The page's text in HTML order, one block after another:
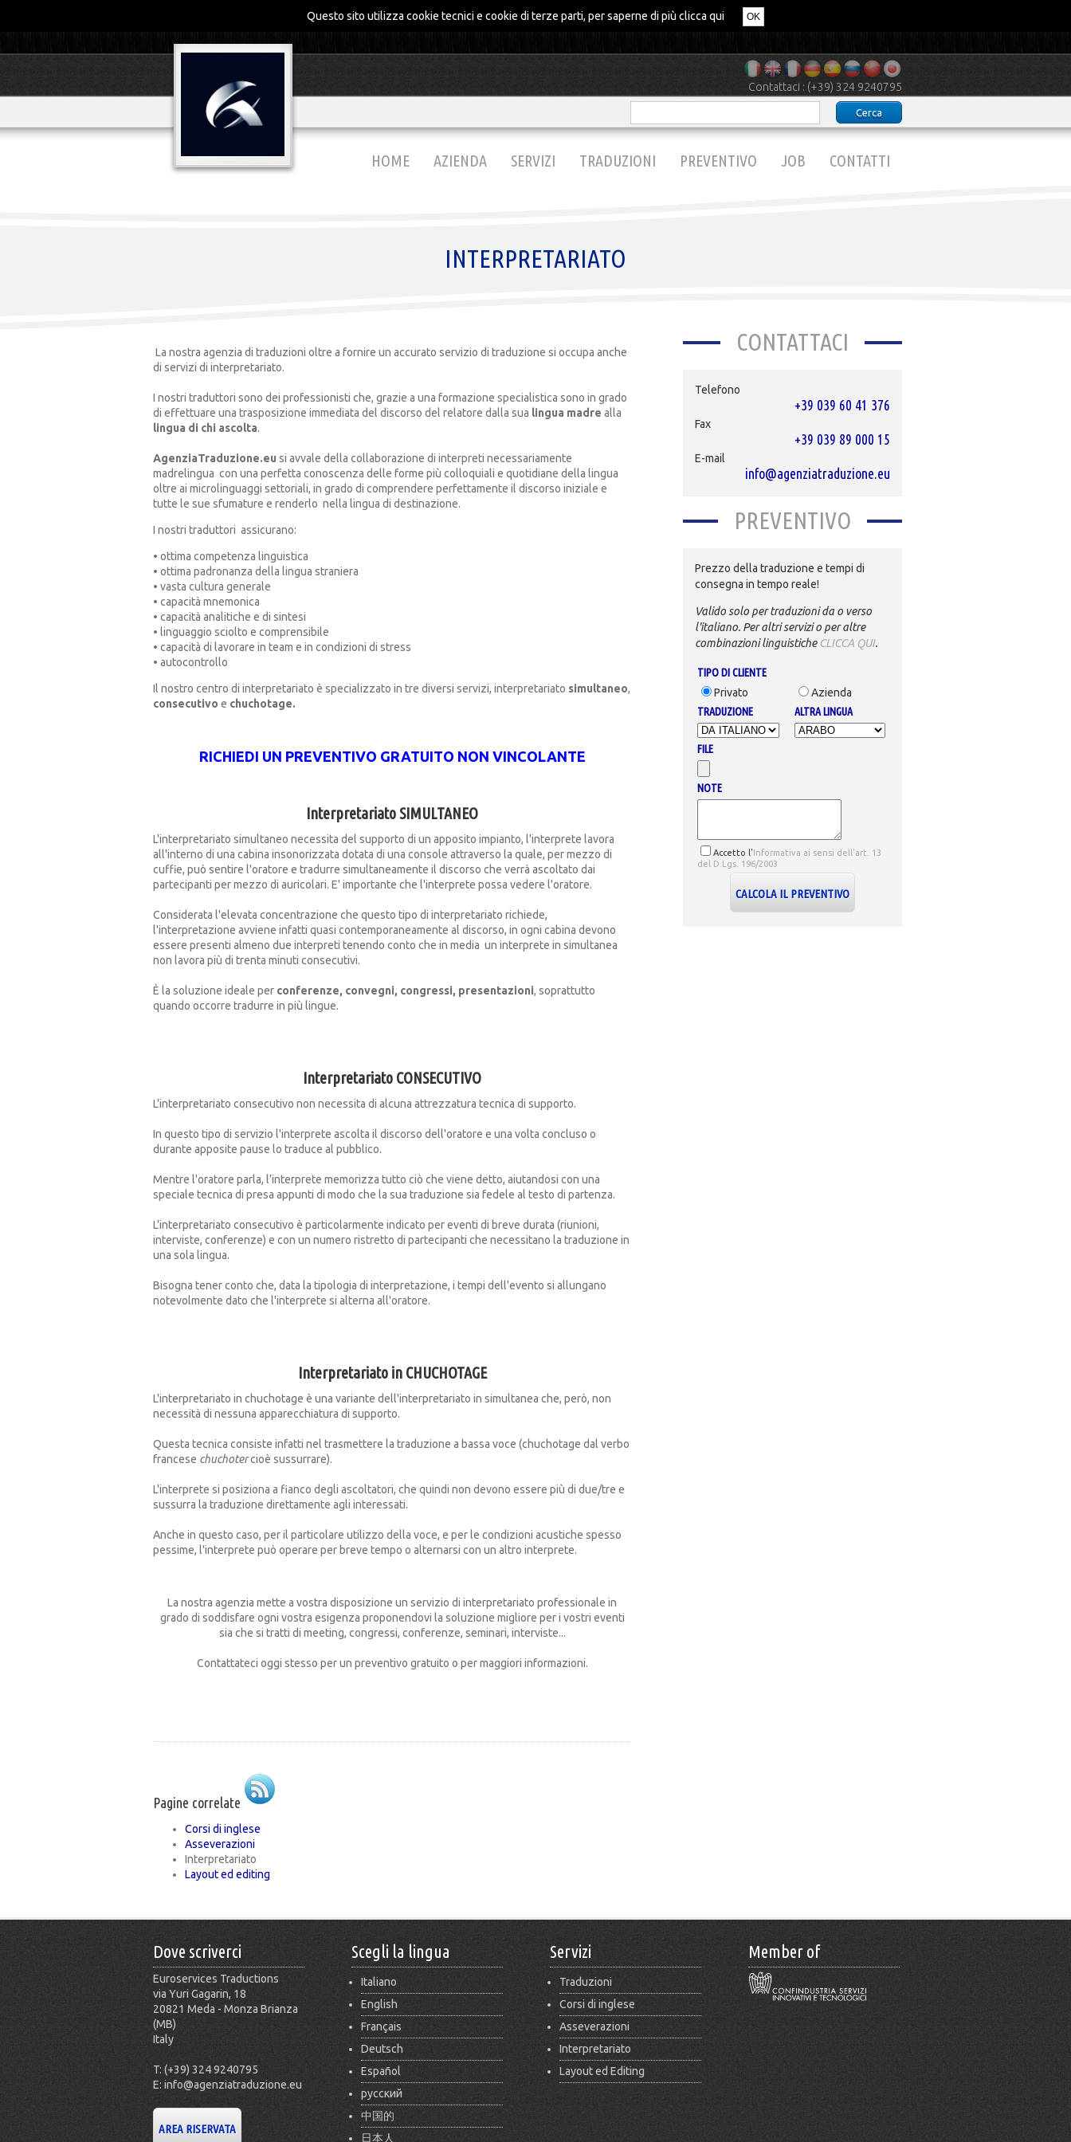
Questo sito utilizza cookie tecnici e cookie di terze parti, per saperne di più clicca qui OK
Contattaci : (+39) 324 9240795
HOME AZIENDA SERVIZI TRADUZIONI PREVENTIVO JOB CONTATTI
INTERPRETARIATO
La nostra agenzia di traduzioni oltre a fornire un accurato servizio di traduzione si occupa anche
di servizi di interpretariato.
I nostri traduttori sono dei professionisti che, grazie a una formazione specialistica sono in grado
di effettuare una trasposizione immediata del discorso del relatore dalla sua lingua madre alla
lingua di chi ascolta.
AgenziaTraduzione.eu si avvale della collaborazione di interpreti necessariamente
madrelingua con una perfetta conoscenza delle forme più colloquiali e quotidiane della lingua
oltre ai microlinguaggi settoriali, in grado di comprendere perfettamente il discorso iniziale e
tutte le sue sfumature e renderlo nella lingua di destinazione.
I nostri traduttori assicurano:
• ottima competenza linguistica
• ottima padronanza della lingua straniera
• vasta cultura generale
• capacità mnemonica
• capacità analitiche e di sintesi
• linguaggio sciolto e comprensibile
• capacità di lavorare in team e in condizioni di stress
• autocontrollo
Il nostro centro di interpretariato è specializzato in tre diversi servizi, interpretariato simultaneo,
consecutivo e chuchotage.
RICHIEDI UN PREVENTIVO GRATUITO NON VINCOLANTE
Interpretariato SIMULTANEO
L'interpretariato simultaneo necessita del supporto di un apposito impianto, l'interprete lavora
all'interno di una cabina insonorizzata dotata di una console attraverso la quale, per mezzo di
cuffie, può sentire l'oratore e tradurre simultaneamente il discorso che verrà ascoltato dai
partecipanti per mezzo di auricolari. E' importante che l'interprete possa vedere l'oratore.
Considerata l'elevata concentrazione che questo tipo di interpretariato richiede,
l'interpretazione avviene infatti quasi contemporaneamente al discorso, in ogni cabina devono
essere presenti almeno due interpreti tenendo conto che in media un interprete in simultanea
non lavora più di trenta minuti consecutivi.
È la soluzione ideale per conferenze, convegni, congressi, presentazioni, soprattutto
quando occorre tradurre in più lingue.
Interpretariato CONSECUTIVO
L'interpretariato consecutivo non necessita di alcuna attrezzatura tecnica di supporto.
In questo tipo di servizio l'interprete ascolta il discorso dell'oratore e una volta concluso o
durante apposite pause lo traduce al pubblico.
Mentre l'oratore parla, l’interprete memorizza tutto ciò che viene detto, aiutandosi con una
speciale tecnica di presa appunti di modo che la sua traduzione sia fedele al testo di partenza.
L'interpretariato consecutivo è particolarmente indicato per eventi di breve durata (riunioni,
interviste, conferenze) e con un numero ristretto di partecipanti che necessitano la traduzione in
una sola lingua.
Bisogna tener conto che, data la tipologia di interpretazione, i tempi dell'evento si allungano
notevolmente dato che l'interprete si alterna all'oratore.
Interpretariato in CHUCHOTAGE
L'interpretariato in chuchotage è una variante dell'interpretariato in simultanea che, però, non
necessità di nessuna apparecchiatura di supporto.
Questa tecnica consiste infatti nel trasmettere la traduzione a bassa voce (chuchotage dal verbo
francese chuchotercioè sussurrare).
L'interprete si posiziona a fianco degli ascoltatori, che quindi non devono essere più di due/tre e
sussurra la traduzione direttamente agli interessati.
Anche in questo caso, per il particolare utilizzo della voce, e per le condizioni acustiche spesso
pessime, l'interprete può operare per breve tempo o alternarsi con un altro interprete.
La nostra agenzia mette a vostra disposizione un servizio di interpretariato professionale in
grado di soddisfare ogni vostra esigenza proponendovi la soluzione migliore per i vostri eventi
sia che si tratti di meeting, congressi, conferenze, seminari, interviste...
Contattateci oggi stesso per un preventivo gratuito o per maggiori informazioni.
Pagine correlate
Corsi di inglese
Asseverazioni
Interpretariato
Layout ed editing
CONTATTACI
Telefono
+39 039 60 41 376
Fax
+39 039 89 000 15
E-mail
info@agenziatraduzione.eu
PREVENTIVO
Prezzo della traduzione e tempi di
consegna in tempo reale!
Valido solo per traduzioni da o verso
l'italiano. Per altri servizi o per altre
combinazioni linguistiche CLICCA QUI.
TIPO DI CLIENTE
Privato
Azienda
TRADUZIONE
ALTRA LINGUA
FILE
NOTE
Accetto l'Informativa ai sensi dell'art. 13
del D.Lgs. 196/2003
Dove scriverci
Euroservices Traductions
via Yuri Gagarin, 18
20821 Meda - Monza Brianza
(MB)
Italy
T: (+39) 324 9240795
E: info@agenziatraduzione.eu
Scegli la lingua
Italiano
English
Français
Deutsch
Español
русский
中国的
日本人
Servizi
Traduzioni
Corsi di inglese
Asseverazioni
Interpretariato
Layout ed Editing
Member of